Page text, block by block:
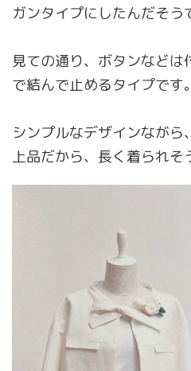
ガンタイプにしたんだそう
見ての通り、ボタンなど
で結んで止めるタイプです。
シンプルなデザインなが
上品だから、長く着られそ